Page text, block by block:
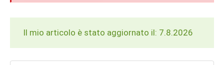
Il mio articolo è stato aggiornato il: 7.8.2026